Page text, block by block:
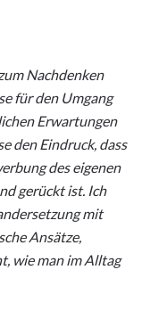
Nachdenken
für den Umgang
Erwartungen
den Eindruck, dass
des eigenen
gerückt ist. Ich
mit
Ansätze,
wie man im Alltag